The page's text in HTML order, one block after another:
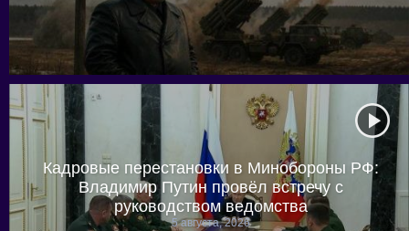
Кадровые перестановки в Минобороны РФ:
Владимир Путин провёл встречу с
руководством ведомства
5 августа, 2026